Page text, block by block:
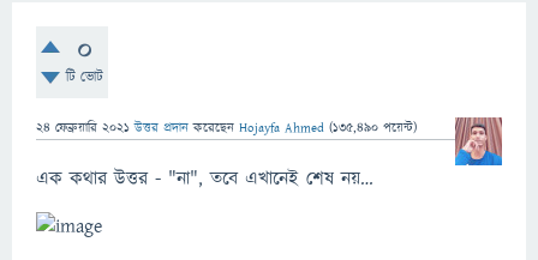
0
টি ভোট
24 ফেব্রুয়ারি 2021 উত্তর প্রদান করেছেন Hojayfa Ahmed (135,490 পয়েন্ট)
এক কথার উত্তর - "না", তবে এখানেই শেষ নয়…